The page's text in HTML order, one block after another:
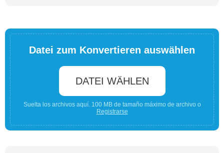
Datei zum Konvertieren auswählen
DATEI WÄHLEN
Suelta los archivos aquí. 100 MB de tamaño máximo de archivo o
Registrarse